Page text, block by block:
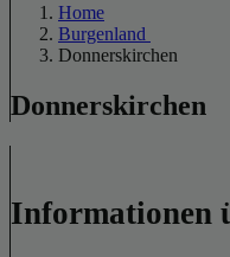
Home
Burgenland
Donnerskirchen
Donnerskirchen
Informationen